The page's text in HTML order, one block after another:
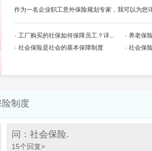
作为一名企业职工意外保险规划专家，我可以为您
工厂购买的社保如何保障员工？详... 养老保
社会保险是社会的基本保障制度
社会保
险制度
问：社会保险.
15个回复>